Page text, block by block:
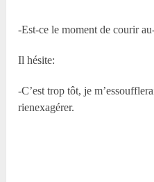
-Est-ce le moment de courir
Il hésite:
-C’est trop tôt, je
rienexagérer.